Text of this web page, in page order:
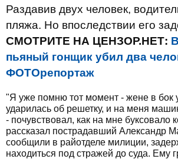
Раздавив двух человек,
пляжа. Но впоследствии его
СМОТРИТЕ НА ЦЕНЗОР.НЕТ:
пьяный гонщик убил два
ФОТОрепортаж
"Я уже помню тот момент - жене в бок
ударилась об решетку, и на меня
- почувствовал, как на мне буксовало
рассказал пострадавший Александр
сообщили в райотделе милиции,
находиться под стражей до суда. Ему